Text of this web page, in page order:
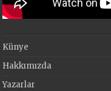
Künye
Hakkımızda
Yazarlar